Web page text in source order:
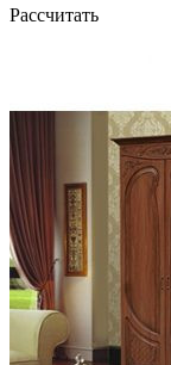
Рассчитать